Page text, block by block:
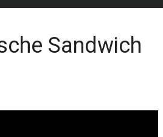
Sandwich